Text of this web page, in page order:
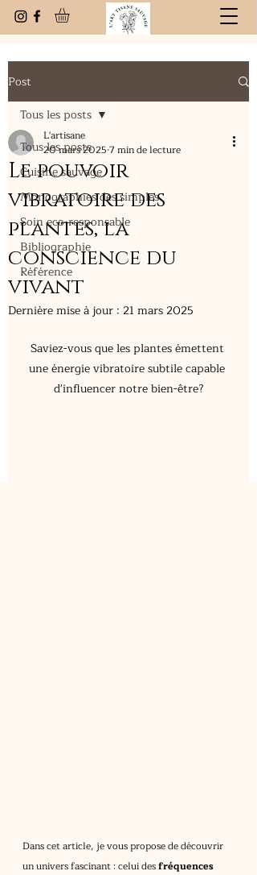
Post
Tous les posts
Cuisine sauvage
Monographies des simples
Soin eco-responsable
Bibliographie
Référence
Tous les posts
Le pouvoir
vibratoire des
plantes, la
conscience du
vivant
L'artisane
20 mars 2025 7 min de lecture
Dernière mise à jour : 21 mars 2025
Saviez-vous que les plantes émettent
une énergie vibratoire subtile capable
d'influencer notre bien-être?
Dans cet article, je vous propose de découvrir
un univers fascinant : celui des fréquences